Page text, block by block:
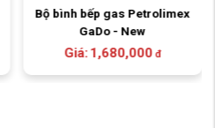
Bộ bình bếp gas Petrolimex
GaDo - New
Giá:1,680,000 đ